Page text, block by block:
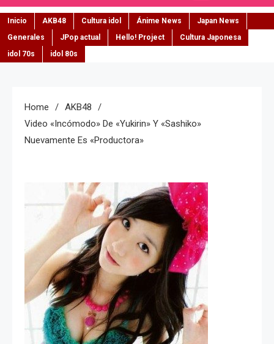
Inicio AKB48 Cultura idol Ánime News
Japan News
Generales
JPop actual Hello! Project
Cultura Japonesa
idol 70s
idol 80s
Home
AKB48
Video «incómodo» De «Yukirin» Y «Sashiko»
Nuevamente Es «productora»